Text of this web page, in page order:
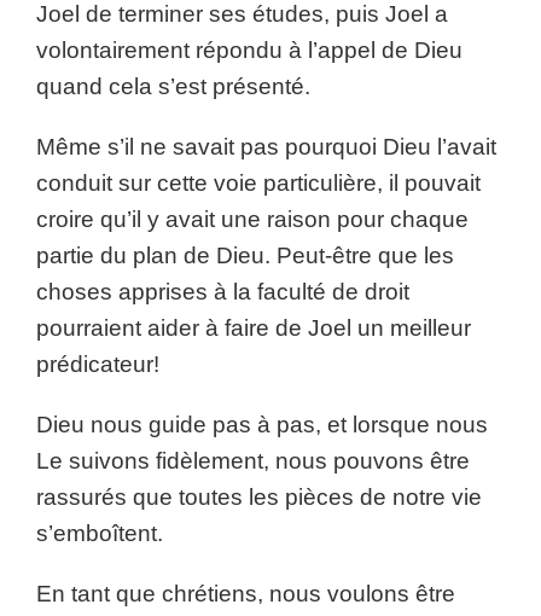
Joel de terminer ses études, puis Joel a
volontairement répondu à l’appel de Dieu
quand cela s’est présenté.
Même s’il ne savait pas pourquoi Dieu l’avait
conduit sur cette voie particulière, il pouvait
croire qu’il y avait une raison pour chaque
partie du plan de Dieu. Peut-être que les
choses apprises à la faculté de droit
pourraient aider à faire de Joel un meilleur
prédicateur!
Dieu nous guide pas à pas, et lorsque nous
Le suivons fidèlement, nous pouvons être
rassurés que toutes les pièces de notre vie
s’emboîtent.
En tant que chrétiens, nous voulons être